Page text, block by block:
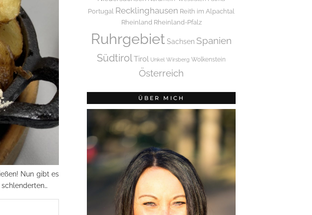
Nun gibt es
Portugal Recklinghausen Reith im Alpachtal
Rheinland Rheinland-Pfalz
Ruhrgebiet Sachsen Spanien
SüdtirolTirol Unkel Wirsberg Wolkenstein
Österreich
ÜBER MICH